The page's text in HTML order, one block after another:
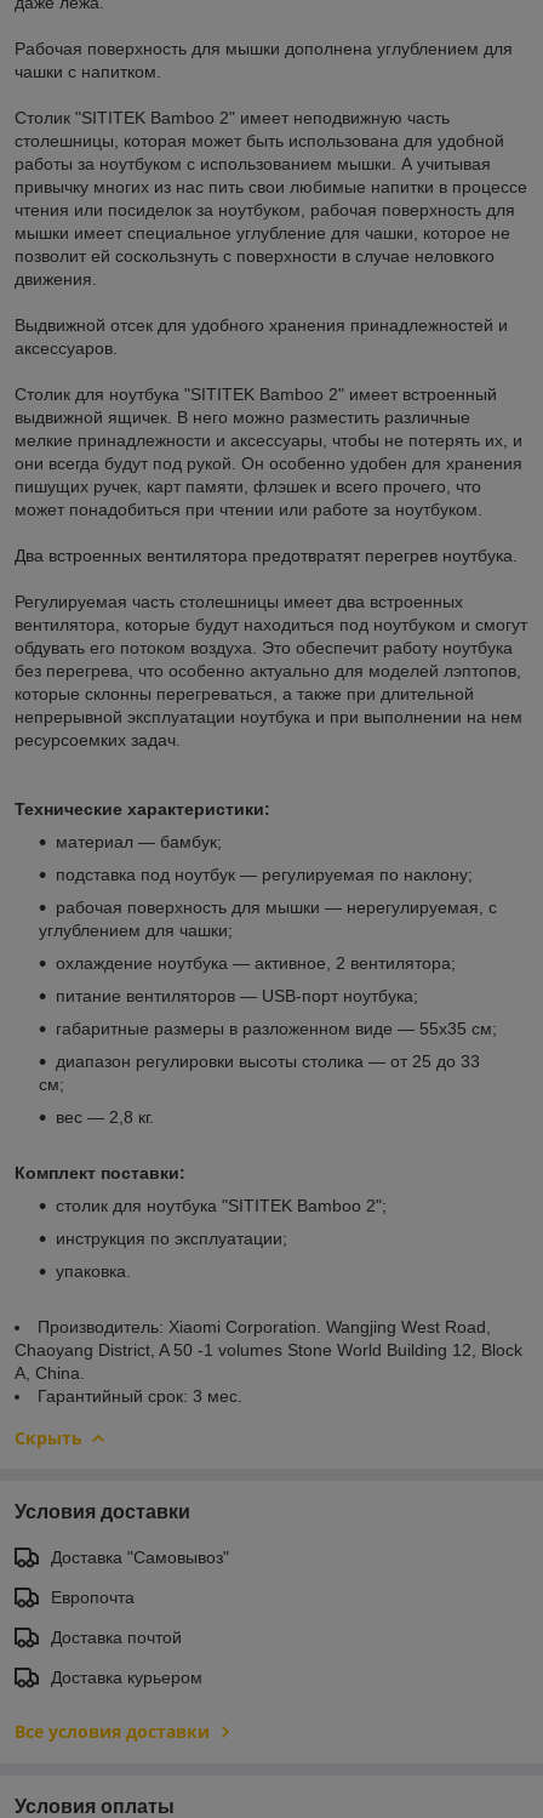
Рабочая поверхность для мышки дополнена углублением для
чашки с напитком.
Столик "SITITEK Bamboo 2" имеет неподвижную часть
столешницы, которая может быть использована для удобной
работы за ноутбуком с использованием мышки. А учитывая
привычку многих из нас пить свои любимые напитки в процессе
чтения или посиделок за ноутбуком, рабочая поверхность для
мышки имеет специальное углубление для чашки, которое не
позволит ей соскользнуть с поверхности в случае неловкого
движения.
Выдвижной отсек для удобного хранения принадлежностей и
аксессуаров.
Столик для ноутбука "SITITEK Bamboo 2" имеет встроенный
выдвижной ящичек. В него можно разместить различные
мелкие принадлежности и аксессуары, чтобы не потерять их, и
они всегда будут под рукой. Он особенно удобен для хранения
пишущих ручек, карт памяти, флэшек и всего прочего, что
может понадобиться при чтении или работе за ноутбуком.
Два встроенных вентилятора предотвратят перегрев ноутбука.
Регулируемая часть столешницы имеет два встроенных
вентилятора, которые будут находиться под ноутбуком и смогут
обдувать его потоком воздуха. Это обеспечит работу ноутбука
без перегрева, что особенно актуально для моделей лэптопов,
которые склонны перегреваться, а также при длительной
непрерывной эксплуатации ноутбука и при выполнении на нем
ресурсоемких задач.
Технические характеристики:
материал — бамбук;
подставка под ноутбук — регулируемая по наклону;
рабочая поверхность для мышки — нерегулируемая, с
углублением для чашки;
охлаждение ноутбука — активное, 2 вентилятора;
питание вентиляторов — USB-порт ноутбука;
габаритные размеры в разложенном виде — 55x35 см;
диапазон регулировки высоты столика — от 25 до 33
см;
вес — 2,8 кг.
Комплект поставки:
cтолик для ноутбука "SITITEK Bamboo 2";
инструкция по эксплуатации;
упаковка.
Производитель: Xiaomi Corporation. Wangjing West Road,
Chaoyang District, A 50 -1 volumes Stone World Building 12, Block
A, China.
Гарантийный срок: 3 мес.
Скрыть
Условия доставки
Доставка "Самовывоз"
Европочта
Доставка почтой
Доставка курьером
Все условия доставки
Условия оплаты